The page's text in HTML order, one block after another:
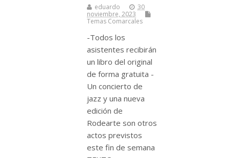
eduardo
30
noviembre, 2023
Temas Comarcales
-Todos los
asistentes recibirán
un libro del original
de forma gratuita -
Un concierto de
jazz y una nueva
edición de
Rodearte son otros
actos previstos
este fin de semana